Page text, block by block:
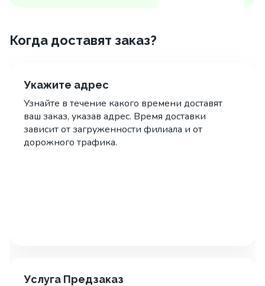
Когда доставят заказ?
Укажите адрес
Узнайте в течение какого времени доставят
ваш заказ, указав адрес. Время доставки
зависит от загруженности филиала и от
дорожного трафика.
Услуга Предзаказ